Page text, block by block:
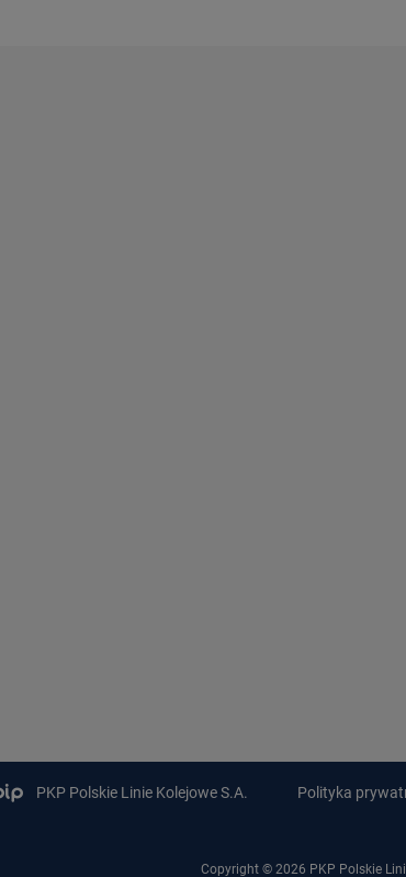
PKP Polskie Linie Kolejowe S.A. Polityka
Copyright © 2026 PKP Polskie